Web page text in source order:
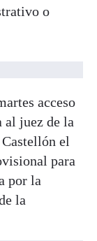
o
acceso
al juez de la
el
para
por la
la